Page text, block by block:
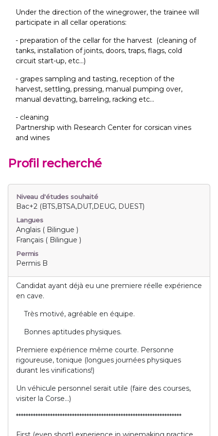
Under the direction of the winegrower, the trainee will
participate in all cellar operations:
- preparation of the cellar for the harvest (cleaning of
tanks, installation of joints, doors, traps, flags, cold
circuit start-up, etc...)
- grapes sampling and tasting, reception of the
harvest, settling, pressing, manual pumping over,
manual devatting, barreling, racking etc...
- cleaning
Partnership with Research Center for corsican vines
and wines
Profil recherché
Niveau d'études souhaité
Bac+2 (BTS,BTSA,DUT,DEUG, DUEST)
Langues
Anglais ( Bilingue )
Français ( Bilingue )
Permis
Permis B
Candidat ayant déjà eu une premiere réelle expérience
en cave.
Très motivé, agréable en équipe.
Bonnes aptitudes physiques.
Premiere expérience même courte. Personne
rigoureuse, tonique (longues journées physiques
durant les vinifications!)
Un véhicule personnel serait utile (faire des courses,
visiter la Corse...)
********************************************************************